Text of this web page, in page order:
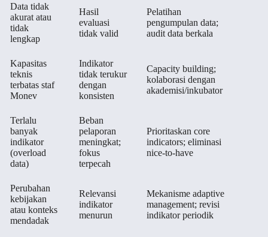
Data tidak
akurat atau
tidak
lengkap
Hasil
evaluasi
tidak valid
Pelatihan
pengumpulan data;
audit data berkala
Kapasitas
teknis
terbatas staf
Monev
Indikator
tidak terukur
dengan
konsisten
Capacity building;
kolaborasi dengan
akademisi/inkubator
Terlalu
banyak
indikator
(overload
data)
Beban
pelaporan
meningkat;
fokus
terpecah
Prioritaskan core
indicators; eliminasi
nice-to-have
Perubahan
kebijakan
atau konteks
mendadak
Relevansi
indikator
menurun
Mekanisme adaptive
management; revisi
indikator periodik